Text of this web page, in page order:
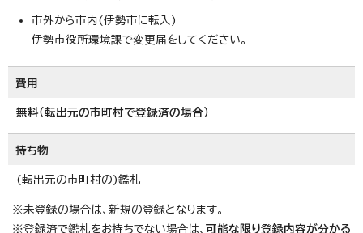
市外から市内(伊勢市に転入)
伊勢市役所環境課で変更届をしてください。
費用
無料（転出元の市町村で登録済の場合）
持ち物
(転出元の市町村の)鑑札
※未登録の場合は、新規の登録となります。
※登録済で鑑札をお持ちでない場合は、 可能な限り登録内容が分かる